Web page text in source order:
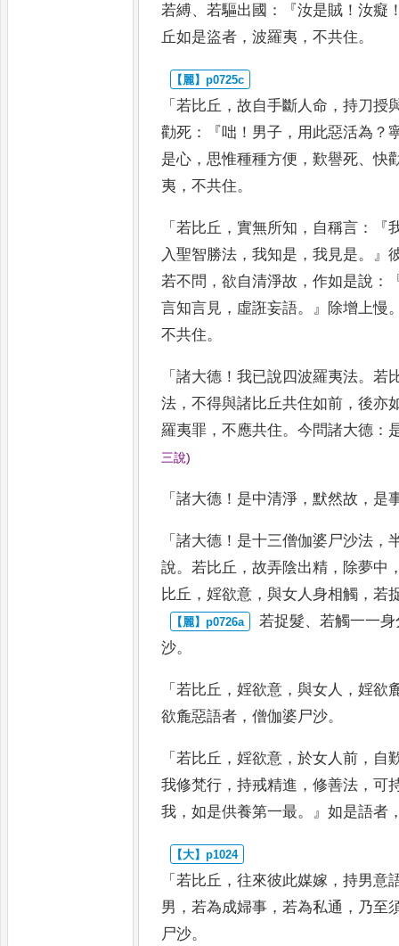
若縛、若驅出國 ：『汝是賊 ！汝癡
丘如是盜者 ，波羅夷 ，不共住。
「若比丘 ，故自手斷人命 ，持刀授
勸死 ：『咄 ！ 男子 ， 用此惡活為 ？
是心 ，思惟種種方便 ，歎譽死、快
夷 ，不共住。
「若比丘 ，實無所知 ， 自稱言 ：『
入聖智勝法 ，我知是 ，我見是。』
若不問 ，欲自清淨故 ，作如是說 ：
言知言見 ， 虛誑妄語。』 除增上慢
不共住。
「諸大德 ！我已說四波羅夷法。若
法 ，不得與諸比丘共住如前 ，後亦
羅夷罪 ，不應共住。今問諸大德 ：
三說)
「諸大德 ！ 是中清淨 ，默然故 ， 是
「諸大德 ！ 是十三僧伽婆尸沙法 ，
說。若比丘 ，故弄陰出精 ， 除夢中
比丘 ，婬欲意 ，與女人身相觸 ，若
若捉髮、若觸一一
沙。
「若比丘 ，婬欲意 ，與女人 ，婬欲
欲麁惡語者 ，僧伽婆尸沙。
「若比丘 ，婬欲意 ，於女人前 ， 自
我修梵行 ，持戒精進 ，修善法 ，可
我 ，如是供養第一最。』如是語者
「若比丘 ，往來彼此媒嫁 ，持男意
男 ，若為成婦事 ，若為私通 ， 乃至
尸沙。